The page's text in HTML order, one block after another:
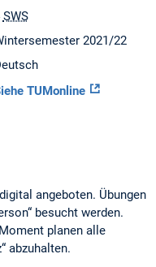
SWS
2021/22
TUMonline
angeboten. Übungen
besucht werden.
planen alle
abzuhalten.